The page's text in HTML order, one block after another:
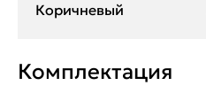
Коричневый
Комплектация